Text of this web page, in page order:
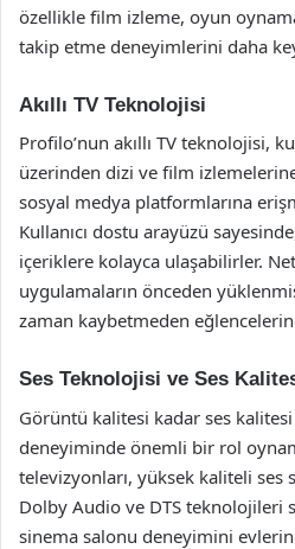
özellikle film izleme, oyun
takip etme deneyimlerini daha
Akıllı TV Teknolojisi
Profilo’nun akıllı TV teknolojisi,
üzerinden dizi ve film
sosyal medya platformlarına
Kullanıcı dostu arayüzü
içeriklere kolayca ulaşabilirler.
uygulamaların önceden
zaman kaybetmeden
Ses Teknolojisi ve Ses
Görüntü kalitesi kadar ses
deneyiminde önemli bir rol
televizyonları, yüksek kaliteli ses
Dolby Audio ve DTS teknolojileri
sinema salonu deneyimini